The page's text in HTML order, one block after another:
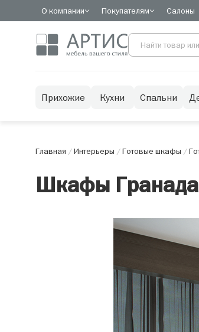
О компании Покупателям Салоны
Прихожие Кухни Спальни
Главная /Интерьеры /Готовые шкафы /
Шкафы